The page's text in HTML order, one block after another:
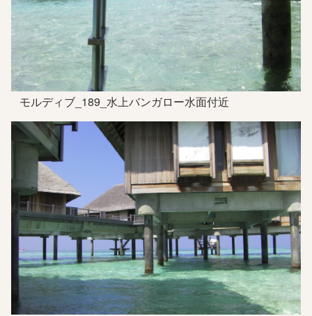
モルディブ_189_水上バンガロー水面付近